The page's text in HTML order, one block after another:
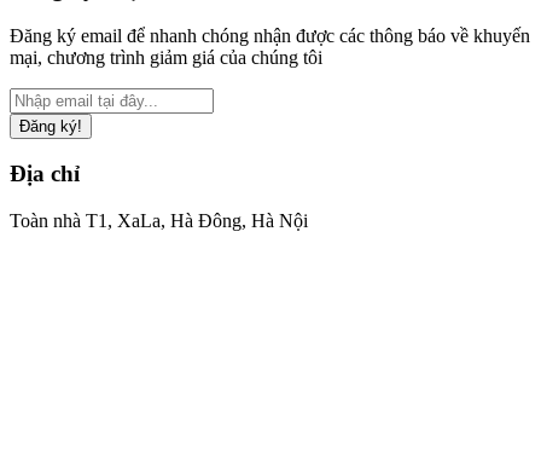
Đăng ký email để nhanh chóng nhận được các thông báo về khuyến
mại, chương trình giảm giá của chúng tôi
Đăng ký!
Địa chỉ
Toàn nhà T1, XaLa, Hà Đông, Hà Nội